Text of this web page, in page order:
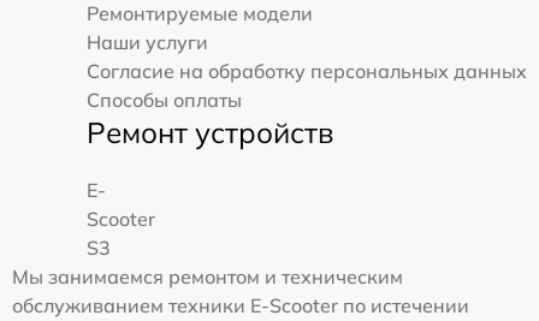
Ремонтируемые модели
Наши услуги
Согласие на обработку персональных данных
Способы оплаты
Ремонт устройств
E-
Scooter
S3
Мы занимаемся ремонтом и техническим
обслуживанием техники E-Scooter по истечении